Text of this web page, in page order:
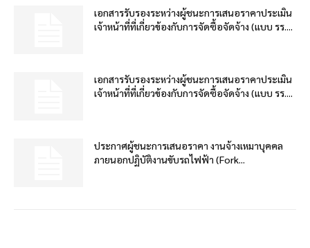
เอกสารรับรองระหว่างผู้ชนะการเสนอราคาประเมิน
เจ้าหน้าที่ที่เกี่ยวข้องกับการจัดซื้อจัดจ้าง (แบบ รร....
เอกสารรับรองระหว่างผู้ชนะการเสนอราคาประเมิน
เจ้าหน้าที่ที่เกี่ยวข้องกับการจัดซื้อจัดจ้าง (แบบ รร....
ประกาศผู้ชนะการเสนอราคา งานจ้างเหมาบุคคล
ภายนอกปฏิบัติงานขับรถไฟฟ้า (Fork...